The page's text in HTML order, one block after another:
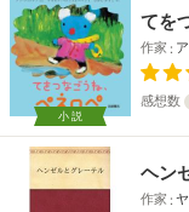
小説
てを
作家
感想数
ヘン
作家